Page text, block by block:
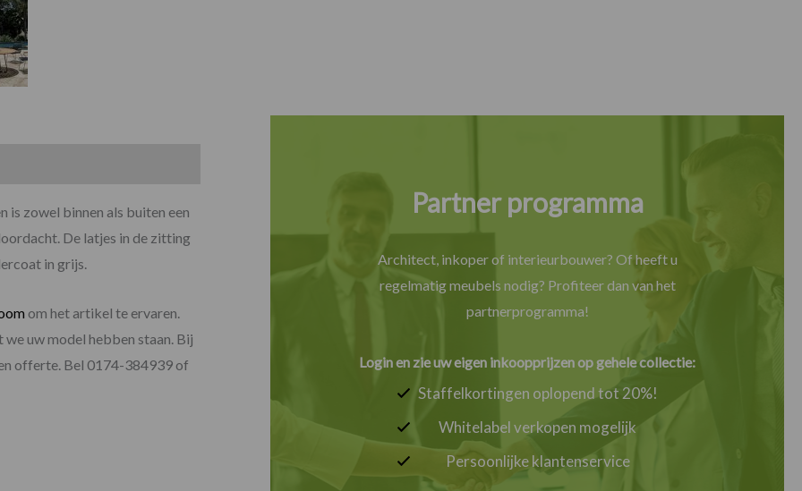
is zowel binnen als buiten een
De latjes in de zitting
in grijs.
om het artikel te ervaren.
uw model hebben staan. Bij
offerte. Bel 0174-384939 of
Partner programma
Architect, inkoper of interieurbouwer? Of heeft u
regelmatig meubels nodig? Profiteer dan van het
partnerprogramma!
Login en zie uw eigen inkoopprijzen op gehele collectie:
Staffelkortingen oplopend tot 20%!
Whitelabel verkopen mogelijk
Persoonlijke klantenservice